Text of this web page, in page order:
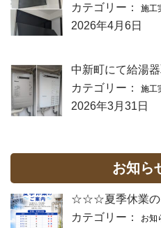
カテゴリー：
施工
2026年4月6日
中新町にて給湯
カテゴリー：
施工
2026年3月31日
お知ら
☆☆☆夏季休業
カテゴリー：
お知